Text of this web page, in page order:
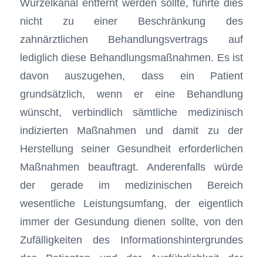
nicht zu einer Beschränkung des
zahnärztlichen Behandlungsvertrags auf
lediglich diese Behandlungsmaßnahmen. Es ist
davon auszugehen, dass ein Patient
grundsätzlich, wenn er eine Behandlung
wünscht, verbindlich sämtliche medizinisch
indizierten Maßnahmen und damit zu der
Herstellung seiner Gesundheit erforderlichen
Maßnahmen beauftragt. Anderenfalls würde
der gerade im medizinischen Bereich
wesentliche Leistungsumfang, der eigentlich
immer der Gesundung dienen sollte, von den
Zufälligkeiten des Informationshintergrundes